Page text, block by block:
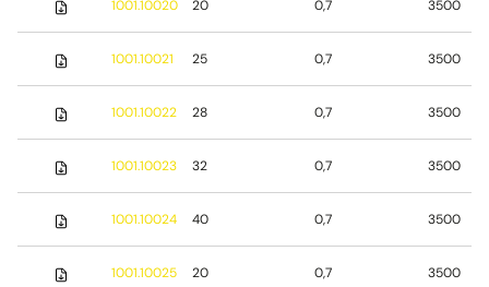
1001.10020 20 0,7 3500
1001.10021 25 0,7 3500
1001.10022 28 0,7 3500
1001.10023 32 0,7 3500
1001.10024 40 0,7 3500
1001.10025 20 0,7 3500